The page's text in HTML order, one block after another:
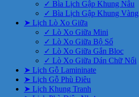
✓ Bìa Lịch Gập Khung Nâu
✓ Bìa Lịch Gập Khung Vàng
➤ Lịch Lò Xo Giữa
✓ Lò Xo Giữa Mini
✓ Lò Xo Giữa Bộ Số
✓ Lò Xo Giữa Gắn Bloc
✓ Lò Xo Giữa Dán Chữ Nổi
➤ Lịch Gỗ Lamininate
➤ Lịch Gỗ Phù Điêu
➤ Lịch Khung Tranh